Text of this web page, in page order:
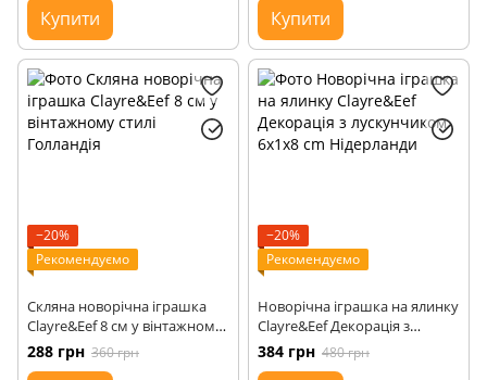
Купити Купити
−20%
Рекомендуємо
Скляна новорічна іграшка
Сlayre&Eef 8 см у вінтажному
стилі Голландія
288 грн 360 грн
−20%
Рекомендуємо
Новорічна іграшка на ялинку
Clayre&Eef Декорація з
лускунчиком 6x1x8 cm
Нідерланди
384 грн 480 грн